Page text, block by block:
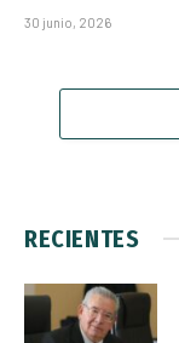
30 junio, 2026
RECIENTES